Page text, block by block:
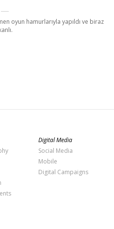
oyun hamurlarıyla yapıldı ve biraz
Digital Media
Social Media
Mobile
Digital Campaigns